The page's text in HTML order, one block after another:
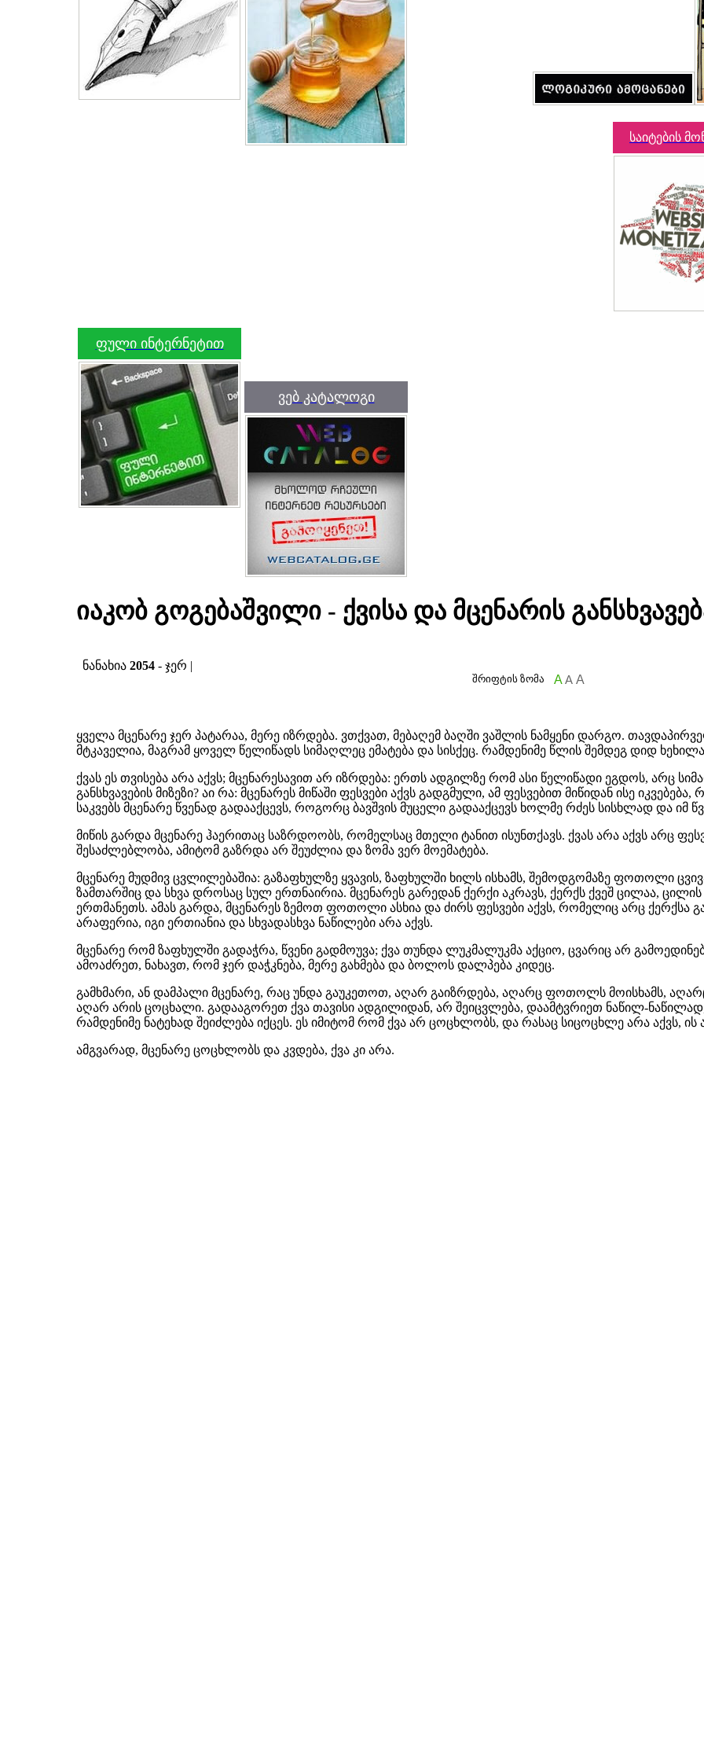
საიტების
ფული ინტერნეტით
ვებ კატალოგი
იაკობ გოგებაშვილი - ქვისა და მცენარის
ნანახია 2054 - ჯერ |
შრიფტის ზომა A A A
ყველა მცენარე ჯერ პატარაა, მერე იზრდება. ვთქვათ, მებაღემ ბაღში ვაშლის ნამყენი დარგო.
მტკაველია, მაგრამ ყოველ წელიწადს სიმაღლეც ემატება და სისქეც. რამდენიმე წლის შემდეგ დიდ
ქვას ეს თვისება არა აქვს; მცენარესავით არ იზრდება: ერთს ადგილზე რომ ასი წელიწადი ეგდოს, არც
განსხვავების მიზეზი? აი რა: მცენარეს მიწაში ფესვები აქვს გადგმული, ამ ფესვებით მიწიდან ისე
საკვებს მცენარე წვენად გადააქცევს, როგორც ბავშვის მუცელი გადააქცევს ხოლმე რძეს სისხლად და
მიწის გარდა მცენარე ჰაერითაც საზრდოობს, რომელსაც მთელი ტანით ისუნთქავს. ქვას არა აქვს არც
შესაძლებლობა, ამიტომ გაზრდა არ შეუძლია და ზომა ვერ მოემატება.
მცენარე მუდმივ ცვლილებაშია: გაზაფხულზე ყვავის, ზაფხულში ხილს ისხამს, შემოდგომაზე ფოთოლი
ზამთარშიც და სხვა დროსაც სულ ერთნაირია. მცენარეს გარედან ქერქი აკრავს, ქერქს ქვეშ ცილაა,
ერთმანეთს. ამას გარდა, მცენარეს ზემოთ ფოთოლი ასხია და ძირს ფესვები აქვს, რომელიც არც ქერქსა
არაფერია, იგი ერთიანია და სხვადასხვა ნაწილები არა აქვს.
მცენარე რომ ზაფხულში გადაჭრა, წვენი გადმოუვა; ქვა თუნდა ლუკმალუკმა აქციო, ცვარიც არ
ამოაძრეთ, ნახავთ, რომ ჯერ დაჭკნება, მერე გახმება და ბოლოს დალპება კიდეც.
გამხმარი, ან დამპალი მცენარე, რაც უნდა გაუკეთოთ, აღარ გაიზრდება, აღარც ფოთოლს მოისხამს,
აღარ არის ცოცხალი. გადააგორეთ ქვა თავისი ადგილიდან, არ შეიცვლება, დაამტვრიეთ ნაწილ-
რამდენიმე ნატეხად შეიძლება იქცეს. ეს იმიტომ რომ ქვა არ ცოცხლობს, და რასაც სიცოცხლე არა აქვს, ის
ამგვარად, მცენარე ცოცხლობს და კვდება, ქვა კი არა.